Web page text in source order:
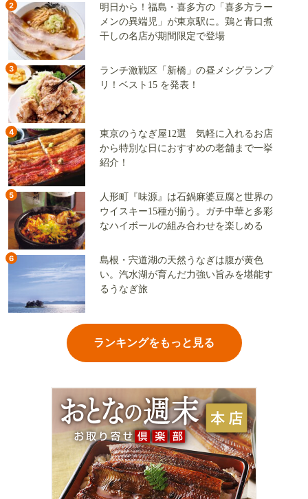
2
明日から！福島・喜多方の「喜多方ラー
メンの異端児」が東京駅に。鶏と青口煮
干しの名店が期間限定で登場
3
ランチ激戦区「新橋」の昼メシグランプ
リ！ベスト15 を発表！
4
東京のうなぎ屋12選 気軽に入れるお店
から特別な日におすすめの老舗まで一挙
紹介！
5
人形町『味源』は石鍋麻婆豆腐と世界の
ウイスキー15種が揃う。ガチ中華と多彩
なハイボールの組み合わせを楽しめる
6
島根・宍道湖の天然うなぎは腹が黄色
い。汽水湖が育んだ力強い旨みを堪能す
るうなぎ旅
ランキングをもっと見る